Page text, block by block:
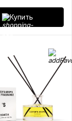
Купить